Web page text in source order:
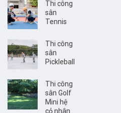
Thi công
sân
Tennis
Thi công
sân
Pickleball
Thi công
sân Golf
Mini hệ
cỏ nhân